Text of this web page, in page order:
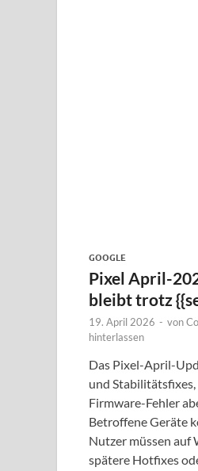
GOOGLE
Pixel April-
bleibt trotz
19. April 2026 - von
hinterlassen
Das Pixel-April-
und
Firmware-Fehler
Betroffene Geräte
Nutzer müssen auf
spätere Hotfixes